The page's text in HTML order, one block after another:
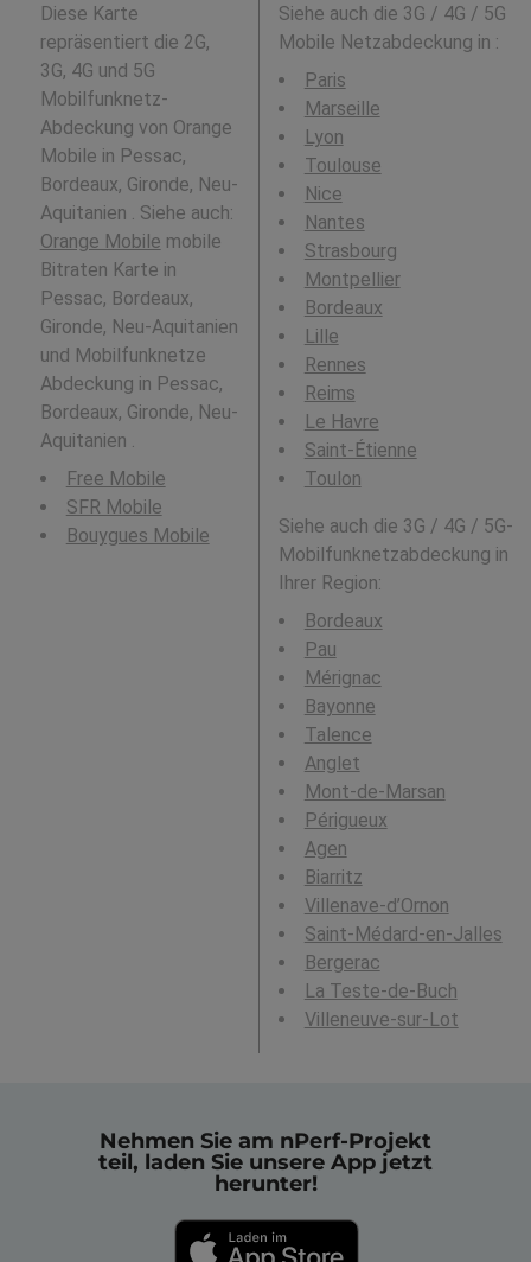
Diese Karte
repräsentiert die 2G,
3G, 4G und 5G
Mobilfunknetz-
Abdeckung von Orange
Mobile in Pessac,
Bordeaux, Gironde, Neu-
Aquitanien . Siehe auch:
Orange Mobile mobile
Bitraten Karte in
Pessac, Bordeaux,
Gironde, Neu-Aquitanien
und Mobilfunknetze
Abdeckung in Pessac,
Bordeaux, Gironde, Neu-
Aquitanien .
Free Mobile
SFR Mobile
Bouygues Mobile
Siehe auch die 3G / 4G / 5G
Mobile Netzabdeckung in :
Paris
Marseille
Lyon
Toulouse
Nice
Nantes
Strasbourg
Montpellier
Bordeaux
Lille
Rennes
Reims
Le Havre
Saint-Étienne
Toulon
Siehe auch die 3G / 4G / 5G-
Mobilfunknetzabdeckung in
Ihrer Region:
Bordeaux
Pau
Mérignac
Bayonne
Talence
Anglet
Mont-de-Marsan
Périgueux
Agen
Biarritz
Villenave-d’Ornon
Saint-Médard-en-Jalles
Bergerac
La Teste-de-Buch
Villeneuve-sur-Lot
Nehmen Sie am nPerf-Projekt
teil, laden Sie unsere App jetzt
herunter!